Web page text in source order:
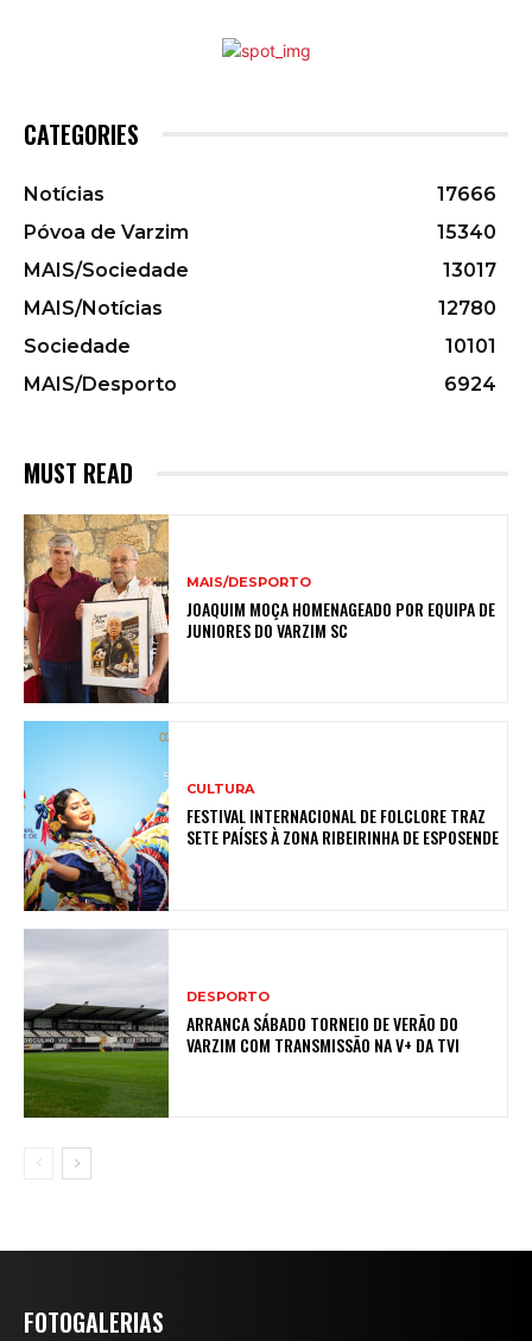
CATEGORIES
Notícias
17666
Póvoa de Varzim
15340
MAIS/Sociedade
13017
MAIS/Notícias
12780
Sociedade
10101
MAIS/Desporto
6924
MUST READ
MAIS/DESPORTO
JOAQUIM MOÇA HOMENAGEADO POR EQUIPA DE
JUNIORES DO VARZIM SC
CULTURA
FESTIVAL INTERNACIONAL DE FOLCLORE TRAZ
SETE PAÍSES À ZONA RIBEIRINHA DE ESPOSENDE
DESPORTO
ARRANCA SÁBADO TORNEIO DE VERÃO DO
VARZIM COM TRANSMISSÃO NA V+ DA TVI
FOTOGALERIAS